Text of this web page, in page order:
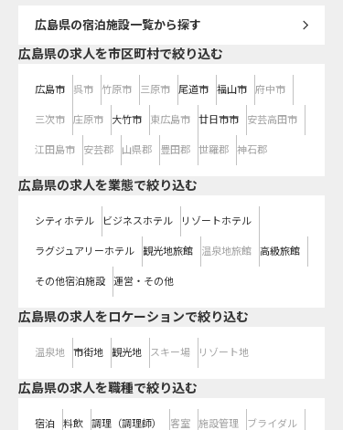
広島県の宿泊施設一覧から探す
広島県の求人を市区町村で絞り込む
広島市 呉市 竹原市 三原市 尾道市 福山市 府中市
三次市 庄原市 大竹市 東広島市 廿日市市 安芸高田市
江田島市 安芸郡 山県郡 豊田郡 世羅郡 神石郡
広島県の求人を業態で絞り込む
シティホテル ビジネスホテル リゾートホテル
ラグジュアリーホテル 観光地旅館 温泉地旅館 高級旅館
その他宿泊施設 運営・その他
広島県の求人をロケーションで絞り込む
温泉地 市街地 観光地 スキー場 リゾート地
広島県の求人を職種で絞り込む
宿泊 料飲 調理（調理師） 客室 施設管理 ブライダル